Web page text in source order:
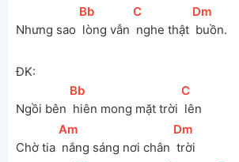
Nhưng sao
[Bb
lòng vẫn
[
C
nghe thật
[Dm
buồn.
ĐK:
Ngồi bên
[Bb
hiên mong mặt trời
[
C
lên
Chờ tia
[
Am
nắng sáng nơi chân
[Dm
trời